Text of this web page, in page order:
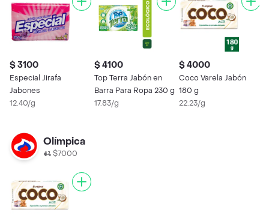
$ 3100
Especial Jirafa
Jabones
12.40/g
$ 4100
Top Terra Jabón en
Barra Para Ropa 230 g
17.83/g
$ 4000
Coco Varela Jabón
180 g
22.23/g
Olímpica
$7000